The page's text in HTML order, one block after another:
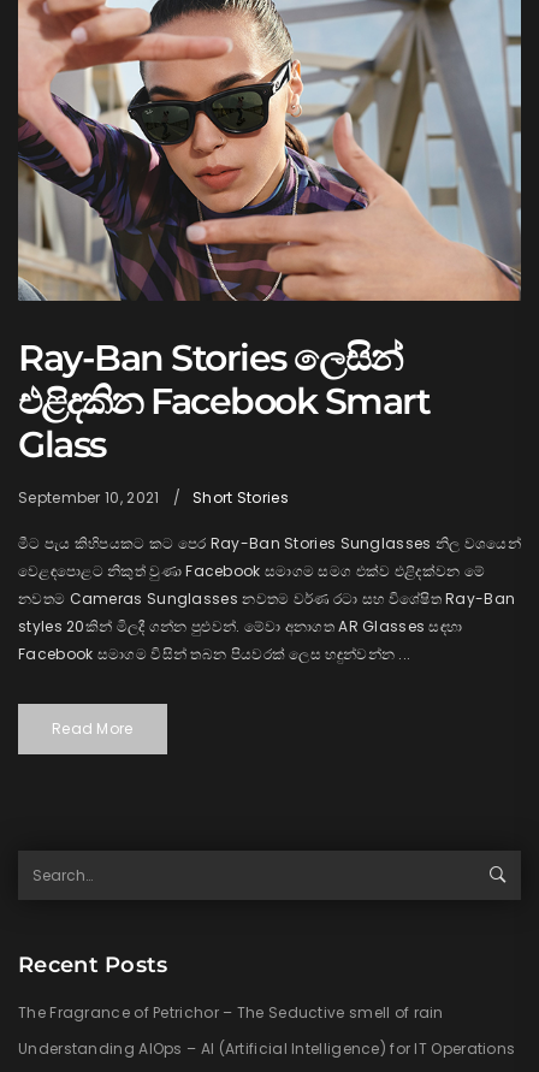
Ray-Ban Stories ලෙසින්
එළිදකින Facebook Smart
Glass
September 10, 2021 Short Stories
මීට පැය කිහිපයකට කට පෙර Ray-Ban Stories Sunglasses නිල වශයෙන්
වෙළඳපොළට නිකුත් වුණා Facebook සමාගම සමග එක්ව එළිදක්වන මේ
නවතම Cameras Sunglasses නවතම වර්ණ රටා සහ විශේෂිත Ray-Ban
styles 20කින් මිලදී ගන්න පුළුවන්. මේවා අනාගත AR Glasses සඳහා
Facebook සමාගම විසින් තබන පියවරක් ලෙස හඳුන්වන්න ...
Read More
Recent Posts
The Fragrance of Petrichor – The Seductive smell of rain
Understanding AIOps – AI (Artificial Intelligence) for IT Operations